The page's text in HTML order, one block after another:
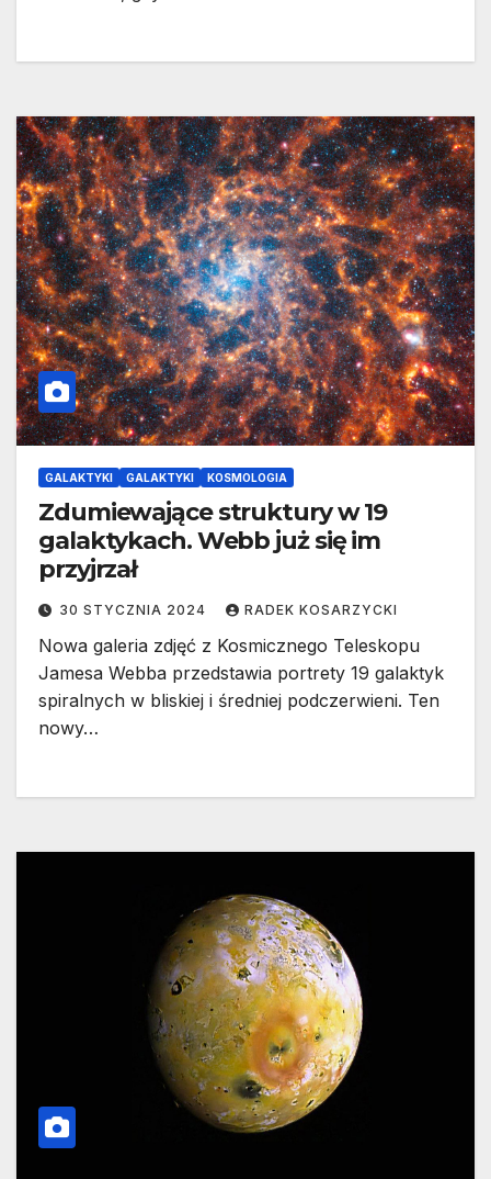
GALAKTYKI GALAKTYKI KOSMOLOGIA
Zdumiewające struktury w 19
galaktykach. Webb już się im
przyjrzał
30 STYCZNIA 2024 RADEK KOSARZYCKI
Nowa galeria zdjęć z Kosmicznego Teleskopu
Jamesa Webba przedstawia portrety 19 galaktyk
spiralnych w bliskiej i średniej podczerwieni. Ten
nowy…